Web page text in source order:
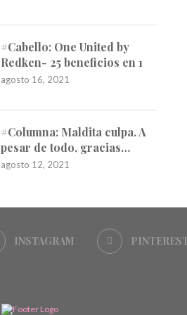
#Cabello: One United by
Redken- 25 beneficios en 1
agosto 16, 2021
#Columna: Maldita culpa. A
pesar de todo, gracias…
agosto 12, 2021
INSTAGRAM